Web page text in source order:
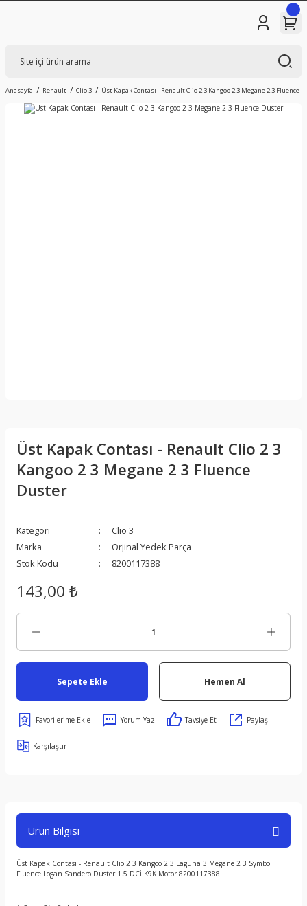
Anasayfa Renault Clio 3 Üst Kapak Contası - Renault Clio 2 3 Kangoo 2 3 Megane 2 3 Fluence
Üst Kapak Contası - Renault Clio 2 3
Kangoo 2 3 Megane 2 3 Fluence
Duster
Kategori
Clio 3
Marka
Orjinal Yedek Parça
Stok Kodu
8200117388
143,00 ₺
Sepete Ekle Hemen Al
Yorum Yaz Tavsiye Et Paylaş
Karşılaştır
Ürün Bilgisi
Üst Kapak Contası - Renault Clio 2 3 Kangoo 2 3 Laguna 3 Megane 2 3 Symbol
Fluence Logan Sandero Duster 1.5 DCİ K9K Motor 8200117388